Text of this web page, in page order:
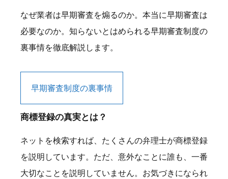
なぜ業者は早期審査を煽るのか。本当に早期審査は
必要なのか。知らないとはめられる早期審査制度の
裏事情を徹底解説します。
早期審査制度の裏事情
商標登録の真実とは？
ネットを検索すれば、たくさんの弁理士が商標登録
を説明しています。ただ、意外なことに誰も、一番
大切なことを説明していません。お気づきになられ